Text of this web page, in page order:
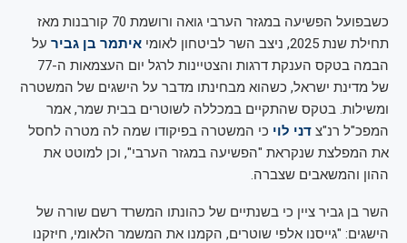
כשבפועל הפשיעה במגזר הערבי גואה ורושמת 70 קורבנות מאז
תחילת שנת 2025, ניצב השר לביטחון לאומי
איתמר בן גביר על
הבמה בטקס הענקת דרגות והצטיינות לרגל יום העצמאות ה-77
של מדינת ישראל, כשהוא מבחינתו מדבר על הישגים של המשטרה
ומשילות. בטקס שהתקיים במכללה לשוטרים בבית שמר, אמר
המפכ"ל רנ"צ דני לוי כי המשטרה בפיקודו שמה לה מטרה לחסל
את המפלצת שנקראת "הפשיעה במגזר הערבי", וכן למוטט את
ההון והמשאבים שצברה.
השר בן גביר ציין כי בשנתיים של כהונתו המשרד רשם שורה של
הישגים: "גייסנו אלפי שוטרים, הקמנו את המשמר הלאומי, חיזקנו